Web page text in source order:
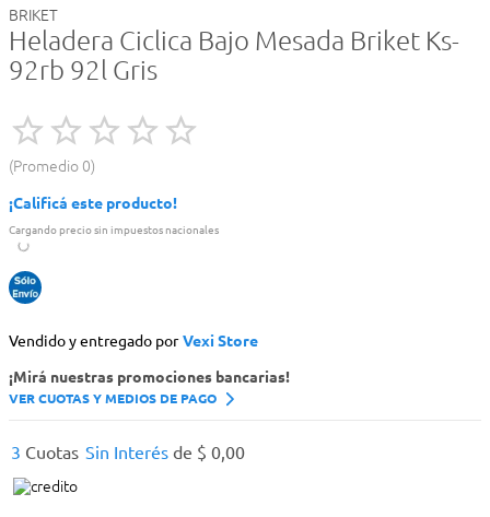
BRIKET
Heladera Ciclica Bajo Mesada Briket Ks-
92rb 92l Gris
Promedio 0
¡Calificá este producto!
Cargando precio sin impuestos nacionales
Vendido y entregado por Vexi Store
¡Mirá nuestras promociones bancarias!
VER CUOTAS Y MEDIOS DE PAGO
3 Cuotas Sin Interés de $ 0,00